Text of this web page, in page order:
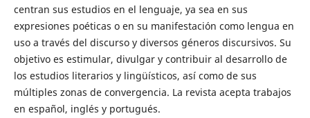
centran sus estudios en el lenguaje, ya sea en sus
expresiones poéticas o en su manifestación como lengua en
uso a través del discurso y diversos géneros discursivos. Su
objetivo es estimular, divulgar y contribuir al desarrollo de
los estudios literarios y lingüísticos, así como de sus
múltiples zonas de convergencia. La revista acepta trabajos
en español, inglés y portugués.